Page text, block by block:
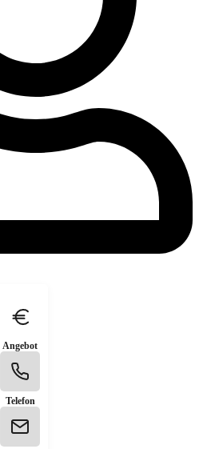
Angebot
Telefon